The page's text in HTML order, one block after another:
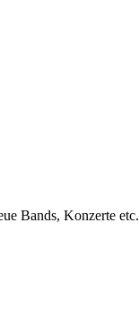
Bands, Konzerte etc.